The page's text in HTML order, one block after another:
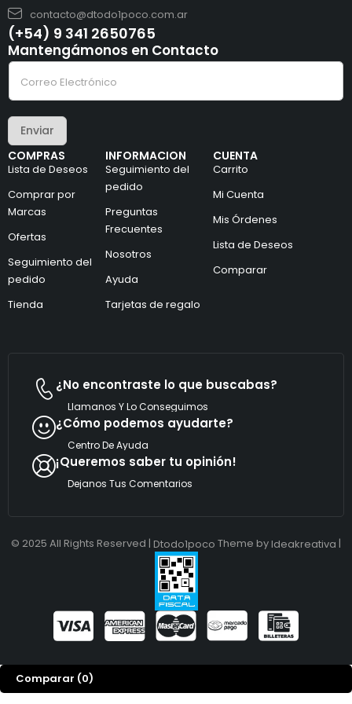
contacto@dtodo1poco.com.ar
(+54) 9 341 2650765
COMPRAS
Lista de Deseos
Comprar por
Marcas
Ofertas
Seguimiento del
pedido
Tienda
INFORMACION
Seguimiento del
pedido
Preguntas
Frecuentes
Nosotros
Ayuda
Tarjetas de regalo
CUENTA
Carrito
Mi Cuenta
Mis Órdenes
Lista de Deseos
Comparar
Mantengámonos en Contacto
e
l
c
r
n
i
c
o
C
o
r
e
o
*
C
e
e
l
e
t
r
n
c
o
Enviar
¿No encontraste lo que buscabas?
Llamanos Y Lo Conseguimos
¿Cómo podemos ayudarte?
Centro De Ayuda
¡Queremos saber tu opinión!
Dejanos Tus Comentarios
© 2025 All Rights Reserved | Dtodo1poco Theme by Ideakreativa |
Comparar (0)